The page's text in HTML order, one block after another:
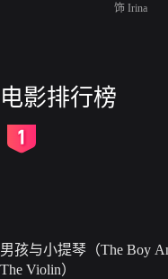
饰 Irina
电影排行榜
男孩与小提琴（The Boy
The Violin）